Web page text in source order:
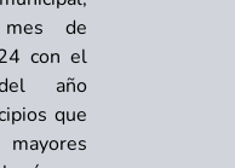
mes de
con el
año
que